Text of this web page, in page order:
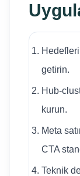
Hedefleri
getirin.
Hub-
kurun.
Meta
CTA
Teknik